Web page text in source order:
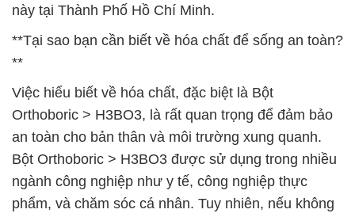
này tại Thành Phố Hồ Chí Minh.
**Tại sao bạn cần biết về hóa chất để sống an toàn?
**
Việc hiểu biết về hóa chất, đặc biệt là Bột
Orthoboric > H3BO3, là rất quan trọng để đảm bảo
an toàn cho bản thân và môi trường xung quanh.
Bột Orthoboric > H3BO3 được sử dụng trong nhiều
ngành công nghiệp như y tế, công nghiệp thực
phẩm, và chăm sóc cá nhân. Tuy nhiên, nếu không